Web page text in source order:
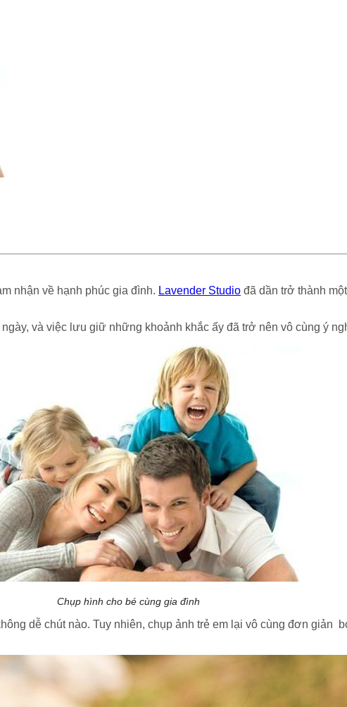
nhận về hạnh phúc gia đình. Lavender Studio đã dần trở thành
và việc lưu giữ những khoảnh khắc ấy đã trở nên vô cùng ý
Chụp hình cho bé cùng gia đình
dễ chút nào. Tuy nhiên, chụp ảnh trẻ em lại vô cùng đơn giản